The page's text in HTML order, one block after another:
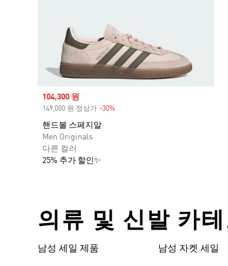
Sale price
104,300 원
149,000 원 정상가 -30%
핸드볼 스페지알
Men Originals
다른 컬러
25% 추가 할인✨
의류 및 신발 카테
남성 세일 제품 남성 자켓 세일